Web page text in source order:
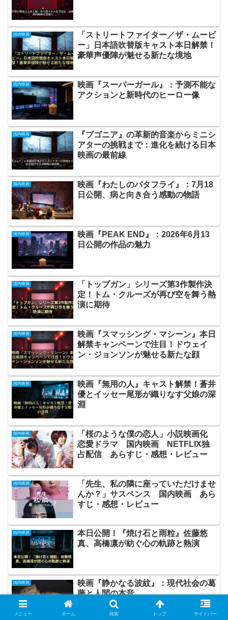
国内映画
「ストリートファイター／ザ・ムービ
ー」日本語吹替版キャスト本日解禁！
豪華声優陣が魅せる新たな境地
国内映画
映画『スーパーガール』：予測不能な
アクションと新時代のヒーロー像
国内映画
『ブゴニア』の革新的音楽からミニシ
アターの挑戦まで：進化を続ける日本
映画の最前線
国内映画
映画『わたしのバタフライ』：7月18
日公開、病と向き合う感動の物語
国内映画
映画『PEAK END』：2026年6月13
日公開の作品の魅力
国内映画
「トップガン」シリーズ第3作製作決
定！トム・クルーズが再び空を舞う熱
演に期待
国内映画
映画『スマッシング・マシーン』本日
解禁キャンペーンで注目！ドウェイ
ン・ジョンソンが魅せる新たな顔
国内映画
映画『無用の人』キャスト解禁！蒼井
優とイッセー尾形が織りなす父娘の深
淵
国内映画
「桜のような僕の恋人」小説映画化
恋愛ドラマ 国内映画 NETFLIX独
占配信 あらすじ・感想・レビュー
国内映画
「先生、私の隣に座っていただけませ
んか？」サスペンス 国内映画 あら
すじ・感想・レビュー
国内映画
本日公開！『焼け石と雨粒』佐藤悠
真、高橋凛が紡ぐ心の軌跡と熱演
国内映画
映画『静かなる波紋』：現代社会の葛
藤と人間の本音
メニュー ホーム 検索 トップ サイドバー